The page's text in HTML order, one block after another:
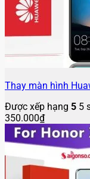
Thay màn hình
Được xếp hạng 5 5
350.000₫